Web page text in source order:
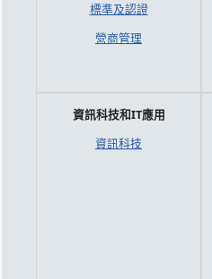
標準及認證
營商管理
資訊科技和IT應用
資訊科技